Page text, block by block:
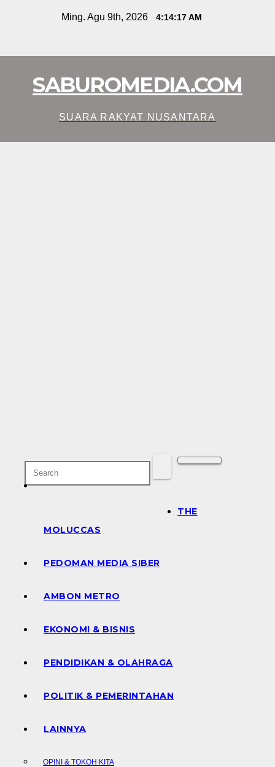
Ming. Agu 9th, 2026 4:14:18 AM
SABUROMEDIA.COM
SUARA RAKYAT NUSANTARA
THE
MOLUCCAS
PEDOMAN MEDIA SIBER
AMBON METRO
EKONOMI & BISNIS
PENDIDIKAN & OLAHRAGA
POLITIK & PEMERINTAHAN
LAINNYA
OPINI & TOKOH KITA